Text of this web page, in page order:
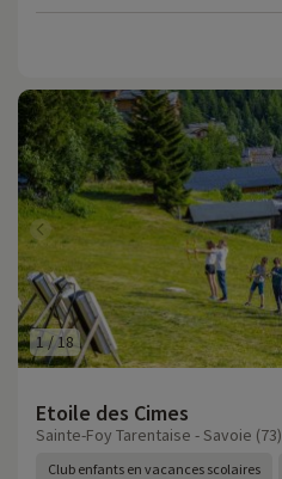
1/18
Etoile des Cimes
Sainte-Foy Tarentaise - Savoie (73)
Club enfants en vacances scolaires